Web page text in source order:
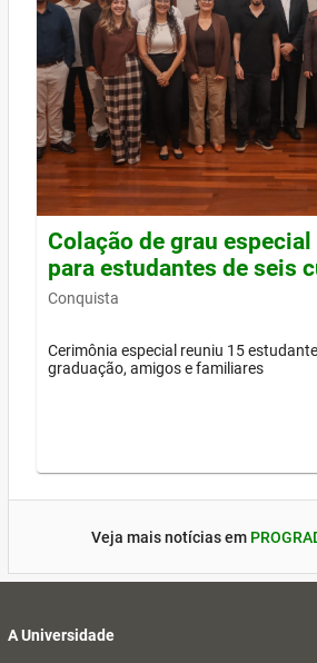
Colação de grau
para estudantes de seis
Conquista
Cerimônia especial reuniu 15
graduação, amigos e familiares
Veja mais notícias em
A Universidade